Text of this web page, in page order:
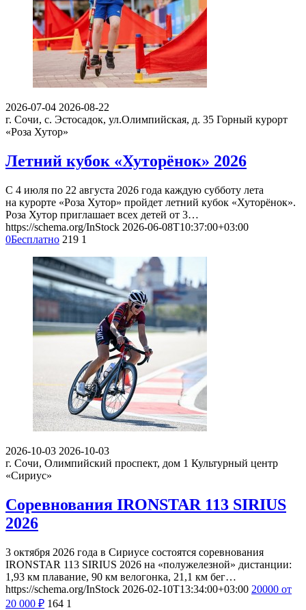
2026-07-04 2026-08-22
г. Сочи, с. Эстосадок, ул.Олимпийская, д. 35 Горный курорт
«Роза Хутор»
Летний кубок «Хуторёнок» 2026
С 4 июля по 22 августа 2026 года каждую субботу лета
на курорте «Роза Хутор» пройдет летний кубок «Хуторёнок».
Роза Хутор приглашает всех детей от 3…
https://schema.org/InStock 2026-06-08T10:37:00+03:00
0Бесплатно 219 1
2026-10-03 2026-10-03
г. Сочи, Олимпийский проспект, дом 1 Культурный центр
«Сириус»
Соревнования IRONSTAR 113 SIRIUS
2026
3 октября 2026 года в Сириусе состоятся соревнования
IRONSTAR 113 SIRIUS 2026 на «полужелезной» дистанции:
1,93 км плавание, 90 км велогонка, 21,1 км бег…
https://schema.org/InStock 2026-02-10T13:34:00+03:00 20000 от
20 000 ₽ 164 1